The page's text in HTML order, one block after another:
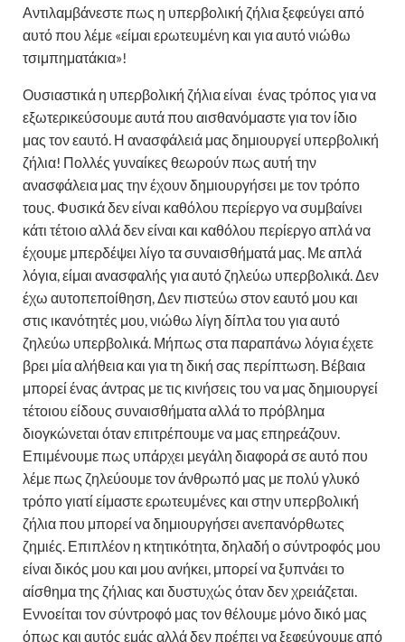
Αντιλαμβάνεστε πως η υπερβολική ζήλια ξεφεύγει από
αυτό που λέμε «είμαι ερωτευμένη και για αυτό νιώθω
τσιμπηματάκια»!
Ουσιαστικά η υπερβολική ζήλια είναι ένας τρόπος για να
εξωτερικεύσουμε αυτά που αισθανόμαστε για τον ίδιο
μας τον εαυτό. Η ανασφάλειά μας δημιουργεί υπερβολική
ζήλια! Πολλές γυναίκες θεωρούν πως αυτή την
ανασφάλεια μας την έχουν δημιουργήσει με τον τρόπο
τους. Φυσικά δεν είναι καθόλου περίεργο να συμβαίνει
κάτι τέτοιο αλλά δεν είναι και καθόλου περίεργο απλά να
έχουμε μπερδέψει λίγο τα συναισθήματά μας. Με απλά
λόγια, είμαι ανασφαλής για αυτό ζηλεύω υπερβολικά. Δεν
έχω αυτοπεποίθηση, Δεν πιστεύω στον εαυτό μου και
στις ικανότητές μου, νιώθω λίγη δίπλα του για αυτό
ζηλεύω υπερβολικά. Μήπως στα παραπάνω λόγια έχετε
βρει μία αλήθεια και για τη δική σας περίπτωση. Βέβαια
μπορεί ένας άντρας με τις κινήσεις του να μας δημιουργεί
τέτοιου είδους συναισθήματα αλλά το πρόβλημα
διογκώνεται όταν επιτρέπουμε να μας επηρεάζουν.
Επιμένουμε πως υπάρχει μεγάλη διαφορά σε αυτό που
λέμε πως ζηλεύουμε τον άνθρωπό μας με πολύ γλυκό
τρόπο γιατί είμαστε ερωτευμένες και στην υπερβολική
ζήλια που μπορεί να δημιουργήσει ανεπανόρθωτες
ζημιές. Επιπλέον η κτητικότητα, δηλαδή ο σύντροφός μου
είναι δικός μου και μου ανήκει, μπορεί να ξυπνάει το
αίσθημα της ζήλιας και δυστυχώς όταν δεν χρειάζεται.
Εννοείται τον σύντροφό μας τον θέλουμε μόνο δικό μας
όπως και αυτός εμάς αλλά δεν πρέπει να ξεφεύγουμε από